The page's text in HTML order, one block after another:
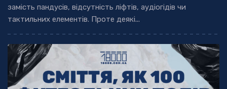
замість пандусів, відсутність ліфтів, аудіогідів чи
тактильних елементів. Проте деякі...